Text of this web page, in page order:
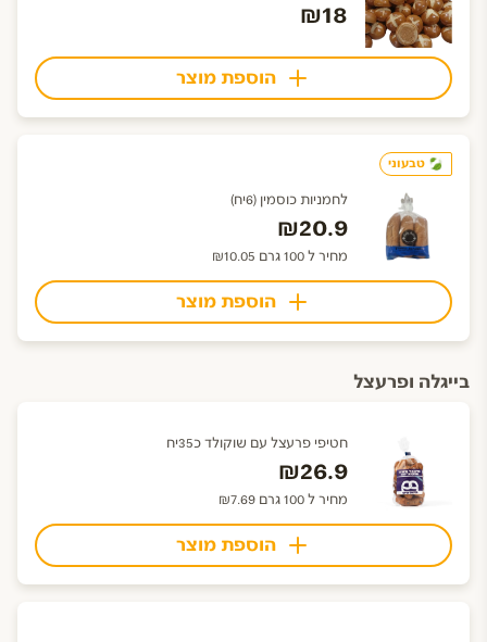
₪18
הוספת מוצר
טבעוני
לחמניות כוסמין (6יח)
₪20.9
מחיר ל 100 גרם ₪10.05
הוספת מוצר
בייגלה ופרעצל
חטיפי פרעצל עם שוקולד כ35יח
₪26.9
מחיר ל 100 גרם ₪7.69
הוספת מוצר